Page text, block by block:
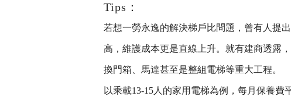
Tips：
若想一勞永逸的解決梯戶比問題，曾有人提
高，維護成本更是直線上升。就有建商透露
換門箱、馬達甚至是整組電梯等重大工程。
以乘載13-15人的家用電梯為例，每月保養